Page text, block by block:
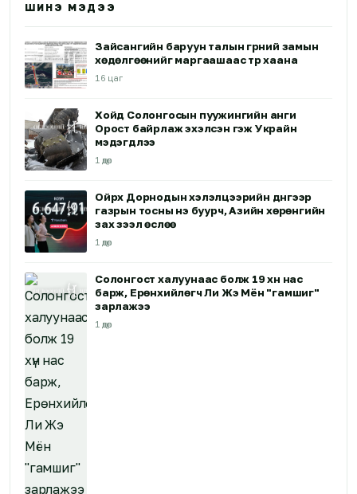
ШИНЭ МЭДЭЭ
Зайсангийн баруун талын гүүрний замын
хөдөлгөөнийг маргаашаас түр хаана
16 цаг
Хойд Солонгосын пуужингийн анги
Орост байрлаж эхэлсэн гэж Украйн
мэдэгдлээ
1 өдөр
Ойрх Дорнодын хэлэлцээрийн дүнгээр
газрын тосны үнэ буурч, Азийн хөрөнгийн
зах зээл өслөө
1 өдөр
Солонгост халуунаас болж 19 хүн нас
барж, Ерөнхийлөгч Ли Жэ Мён "гамшиг"
зарлажээ
1 өдөр